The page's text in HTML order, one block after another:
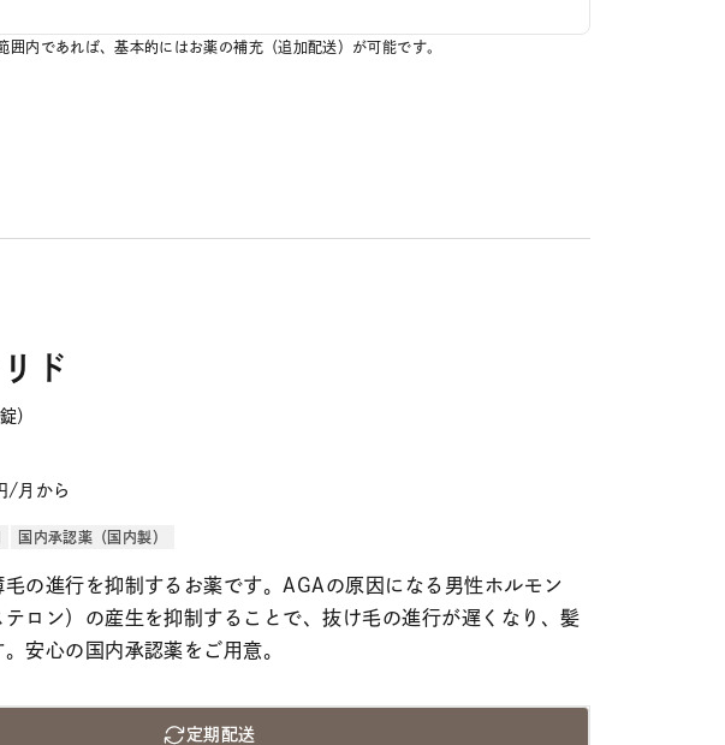
内であれば、基本的にはお薬の補充（追加配送）が可能です。
ド
）
/月から
国内承認薬（国内製）
毛の進行を抑制するお薬です。AGAの原因になる男性ホルモン
テロン）の産生を抑制することで、抜け毛の進行が遅くなり、髪
安心の国内承認薬をご用意。
定期配送